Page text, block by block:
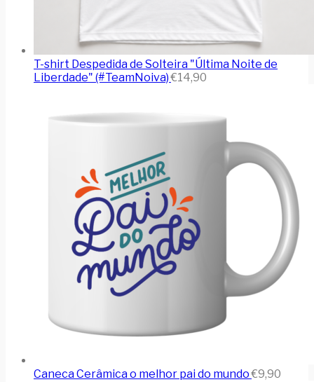
T-shirt Despedida de Solteira "Última Noite de
Liberdade" (#TeamNoiva) €14,90
Caneca Cerâmica o melhor pai do mundo €9,90